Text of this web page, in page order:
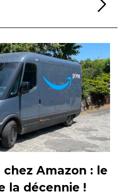
Amazon : le
la décennie !